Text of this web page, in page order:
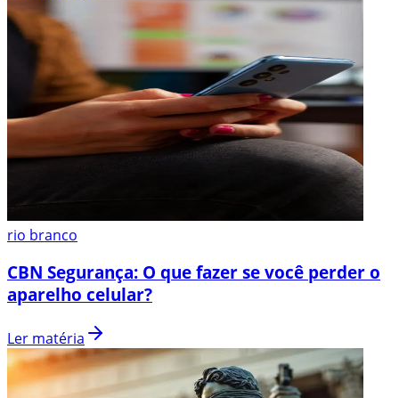
rio branco
CBN Segurança: O que fazer se você perder o
aparelho celular?
Ler matéria